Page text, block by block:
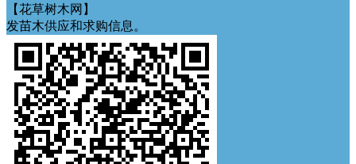
【花草树木网】
发苗木供应和求购信息。